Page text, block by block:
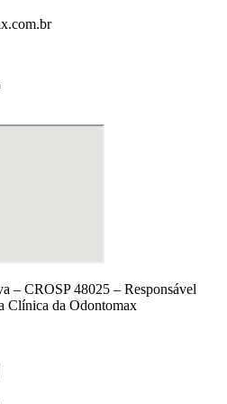
– CROSP 48025 – Responsável
Clínica da Odontomax